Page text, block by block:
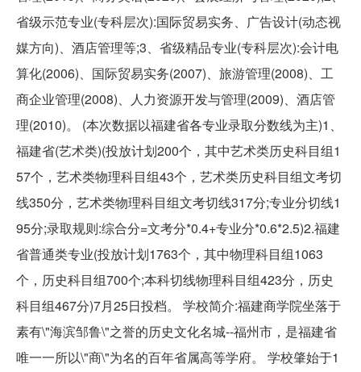
省级示范专业(专科层次):国际贸易实务、广告设计(动态视
媒方向)、酒店管理等;3、省级精品专业(专科层次):会计电
算化(2006)、国际贸易实务(2007)、旅游管理(2008)、工
商企业管理(2008)、人力资源开发与管理(2009)、酒店管
理(2010)。 (本次数据以福建省各专业录取分数线为主)1、
福建省(艺术类)(投放计划200个，其中艺术类历史科目组1
57个，艺术类物理科目组43个，艺术类历史科目组文考切
线350分，艺术类物理科目组文考切线317分;专业分切线1
95分;录取规则:综合分=文考分*0.4+专业分*0.6*2.5)2.福建
省普通类专业(投放计划1763个，其中物理科目组1063
个，历史科目组700个;本科切线物理科目组423分，历史
科目组467分)7月25日投档。 学校简介:福建商学院坐落于
素有\"海滨邹鲁\"之誉的历史文化名城--福州市，是福建省
唯一一所以\"商\"为名的百年省属高等学府。 学校肇始于1